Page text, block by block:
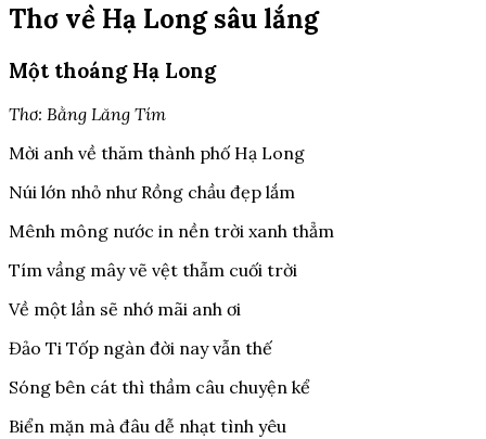
Thơ về Hạ Long sâu lắng
Một thoáng Hạ Long
Thơ: Bằng Lăng Tím
Mời anh về thăm thành phố Hạ Long
Núi lớn nhỏ như Rồng chầu đẹp lắm
Mênh mông nước in nền trời xanh thẳm
Tím vầng mây vẽ vệt thẫm cuối trời
Về một lần sẽ nhớ mãi anh ơi
Đảo Ti Tốp ngàn đời nay vẫn thế
Sóng bên cát thì thầm câu chuyện kể
Biển mặn mà đâu dễ nhạt tình yêu